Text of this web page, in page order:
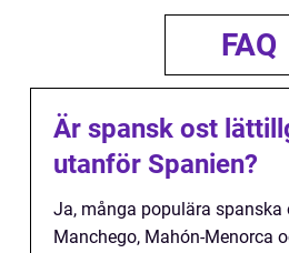
FAQ
Är spansk ost
utanför Spanien?
Ja, många populära spanska
Manchego, Mahón-Menorca